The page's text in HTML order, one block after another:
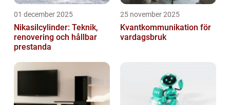
01 december 2025
Nikasilcylinder: Teknik,
renovering och hållbar
prestanda
25 november 2025
Kvantkommunikation för
vardagsbruk